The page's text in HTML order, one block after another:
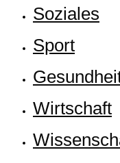
Sozia­les
Sport
Wirt­schaft